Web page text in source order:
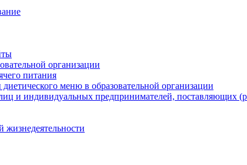
организации
питания
меню в образовательной организации
и индивидуальных предпринимателей, поставляющих
жизнедеятельности